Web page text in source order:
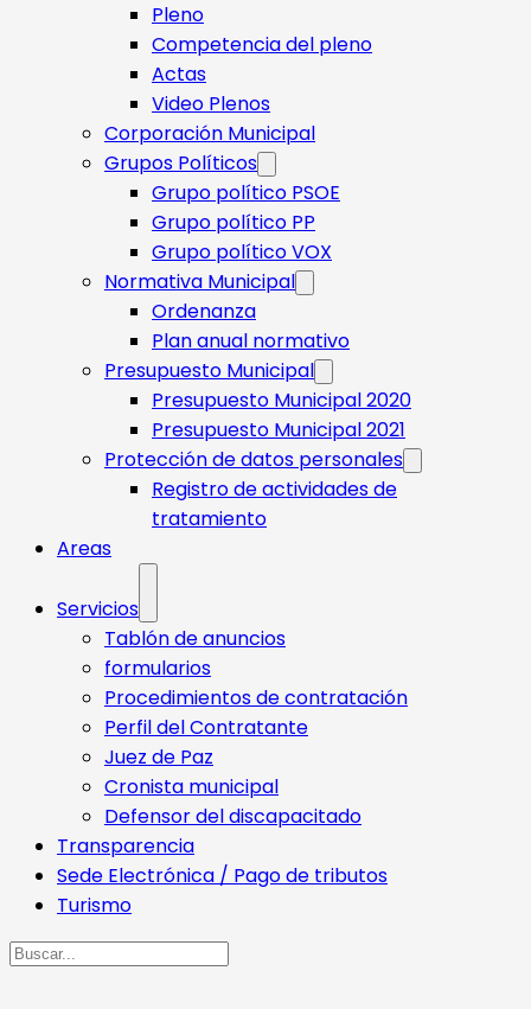
Pleno
Competencia del pleno
Actas
Video Plenos
Corporación Municipal
Grupos Políticos
Grupo político PSOE
Grupo político PP
Grupo político VOX
Normativa Municipal
Ordenanza
Plan anual normativo
Presupuesto Municipal
Presupuesto Municipal 2020
Presupuesto Municipal 2021
Protección de datos personales
Registro de actividades de
tratamiento
Areas
Servicios
Tablón de anuncios
formularios
Procedimientos de contratación
Perfil del Contratante
Juez de Paz
Cronista municipal
Defensor del discapacitado
Transparencia
Sede Electrónica / Pago de tributos
Turismo
Buscar